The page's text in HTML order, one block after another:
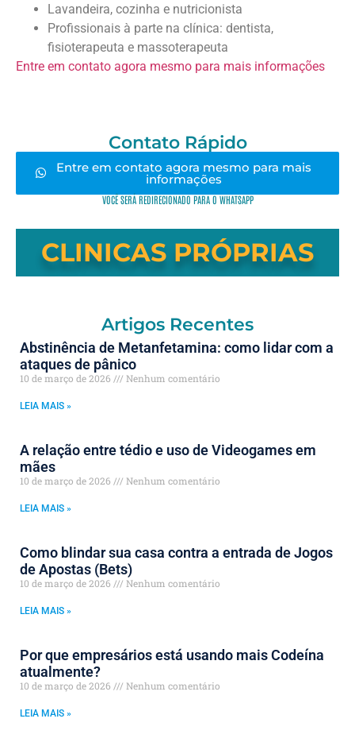
Lavandeira, cozinha e nutricionista
Profissionais à parte na clínica: dentista,
fisioterapeuta e massoterapeuta
Entre em contato agora mesmo para mais informações
Contato Rápido
Entre em contato agora mesmo para mais
informações
VOCÊ SERÁ REDIRECIONADO PARA O WHATSAPP
CLINICAS PRÓPRIAS
Artigos Recentes
Abstinência de Metanfetamina: como lidar com a
ataques de pânico
10 de março de 2026 Nenhum comentário
LEIA MAIS »
A relação entre tédio e uso de Videogames em
mães
10 de março de 2026 Nenhum comentário
LEIA MAIS »
Como blindar sua casa contra a entrada de Jogos
de Apostas (Bets)
10 de março de 2026 Nenhum comentário
LEIA MAIS »
Por que empresários está usando mais Codeína
atualmente?
10 de março de 2026 Nenhum comentário
LEIA MAIS »